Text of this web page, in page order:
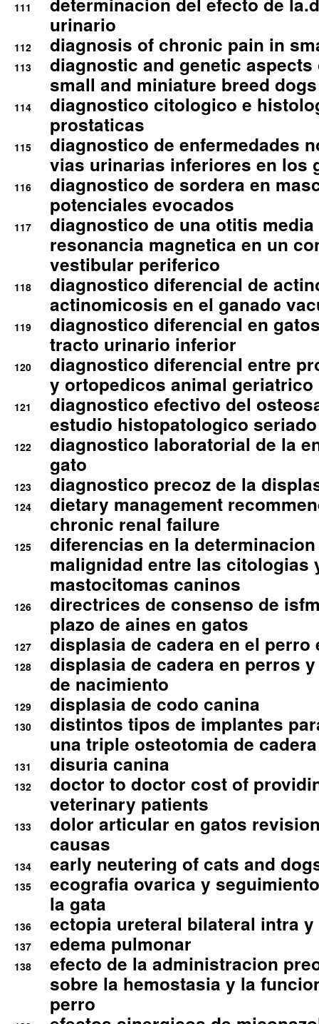
111
urinario
112 diagnosis of chronic pain in
113
diagnostic and genetic
small and miniature breed
114
diagnostico citologico e
prostaticas
115
diagnostico de enfermedades
vias urinarias inferiores en los
116
diagnostico de sordera en
potenciales evocados
117
diagnostico de una otitis
resonancia magnetica en un
vestibular periferico
118
diagnostico diferencial de
actinomicosis en el ganado
119
diagnostico diferencial en
tracto urinario inferior
120
diagnostico diferencial entre
y ortopedicos animal geriatrico
121
diagnostico efectivo del
estudio histopatologico seriado
122
diagnostico laboratorial de la
gato
123 diagnostico precoz de la
124
dietary management
chronic renal failure
125
diferencias en la
malignidad entre las citologias
mastocitomas caninos
126
directrices de consenso de
plazo de aines en gatos
127 displasia de cadera en el perro
128
displasia de cadera en perros
de nacimiento
129 displasia de codo canina
130
distintos tipos de implantes
una triple osteotomia de cadera
131 disuria canina
132
doctor to doctor cost of
veterinary patients
133
dolor articular en gatos
causas
134 early neutering of cats and
135
ecografia ovarica y
la gata
136 ectopia ureteral bilateral intra
137 edema pulmonar
138
efecto de la administracion
sobre la hemostasia y la
perro